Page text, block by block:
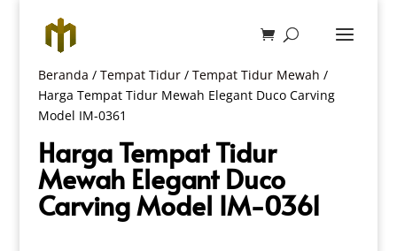
Beranda / Tempat Tidur/ Tempat Tidur Mewah /
Harga Tempat Tidur Mewah Elegant Duco Carving
Model IM-0361
Harga Tempat Tidur
Mewah Elegant Duco
Carving Model IM-0361